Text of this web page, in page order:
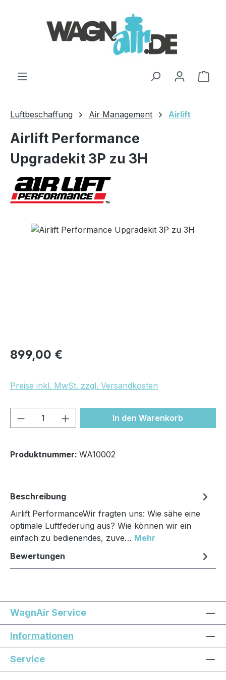
Luftbeschaffung Air Management Airlift
Airlift Performance
Upgradekit 3P zu 3H
Bildergalerie überspringen
Regulärer Preis:
899,00 €
Preise inkl. MwSt. zzgl. Versandkosten
Produkt Anzahl: Gib denIn den Warenkorb
Produktnummer: WA10002
Beschreibung
Airlift PerformanceWir fragten uns: Wie sähe eine
optimale Luftfederung aus? Wie können wir ein
einfach zu bedienendes, zuve… Mehr
Bewertungen
WagnAir Service
Informationen
Service